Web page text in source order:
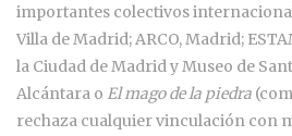
importantes colectivos
Villa de Madrid; ARCO, Madrid;
la Ciudad de Madrid y Museo de
Alcántara o El mago de la piedra
rechaza cualquier vinculación con